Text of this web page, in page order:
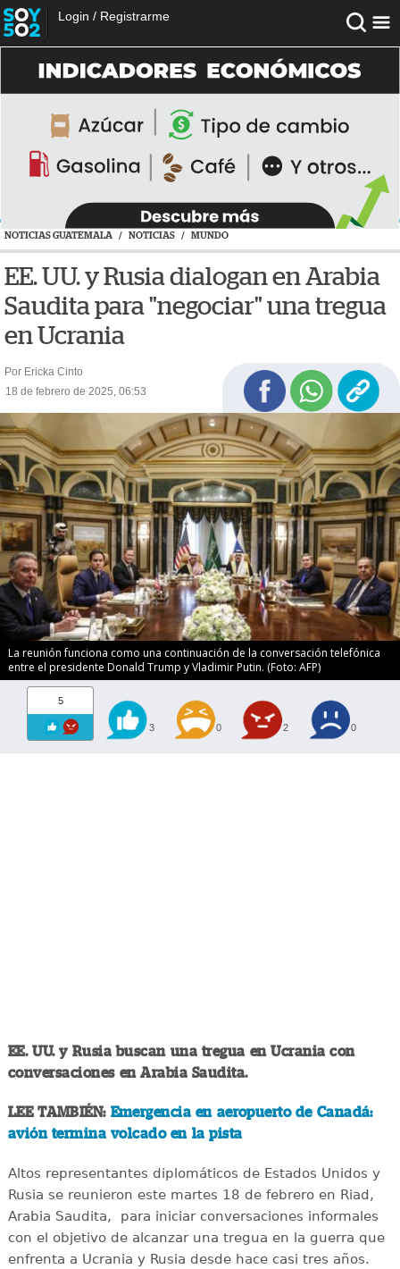
Login / Registrarme
NOTICIAS GUATEMALA / NOTICIAS / MUNDO
EE. UU. y Rusia dialogan en Arabia
Saudita para "negociar" una tregua
en Ucrania
Por Ericka Cinto
18 de febrero de 2025, 06:53
La reunión funciona como una continuación de la conversación telefónica
entre el presidente Donald Trump y Vladimir Putin. (Foto: AFP)
5
3 0 2 0
EE. UU. y Rusia buscan una tregua en Ucrania con
conversaciones en Arabia Saudita.
LEE TAMBIÉN: Emergencia en aeropuerto de Canadá:
avión termina volcado en la pista
Altos representantes diplomáticos de Estados Unidos y
Rusia se reunieron este martes 18 de febrero en Riad,
Arabia Saudita, para iniciar conversaciones informales
con el objetivo de alcanzar una tregua en la guerra que
enfrenta a Ucrania y Rusia desde hace casi tres años.